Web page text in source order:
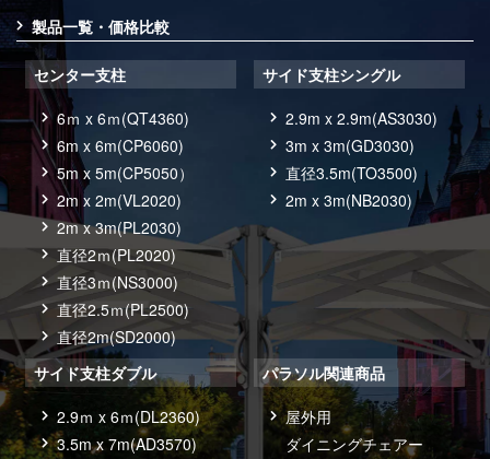
製品一覧・価格比較
センター支柱
6ｍ x 6ｍ(QT4360)
6m x 6m(CP6060)
5m x 5m(CP5050）
2m x 2m(VL2020)
2m x 3m(PL2030)
直径2ｍ(PL2020)
直径3ｍ(NS3000)
直径2.5ｍ(PL2500)
直径2m(SD2000)
サイド支柱シングル
2.9m x 2.9m(AS3030)
3m x 3m(GD3030)
直径3.5m(TO3500)
2m x 3m(NB2030)
サイド支柱ダブル
2.9ｍ x 6ｍ(DL2360)
3.5m x 7m(AD3570)
パラソル関連商品
屋外用
ダイニングチェアー